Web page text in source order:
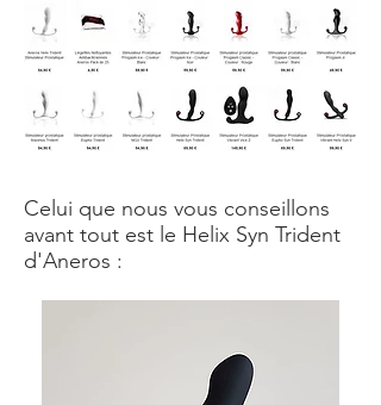
Celui que nous vous conseillons
avant tout est le Helix Syn Trident
d'Aneros :